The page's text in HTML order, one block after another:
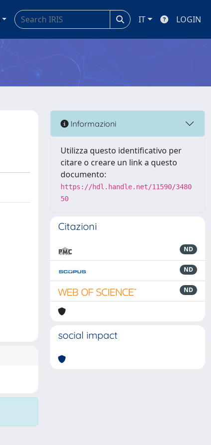
IT LOGIN
Informazioni
Utilizza questo identificativo per
citare o creare un link a questo
documento:
https://hdl.handle.net/11590/3480
50
Citazioni
ND
ND
ND
social impact